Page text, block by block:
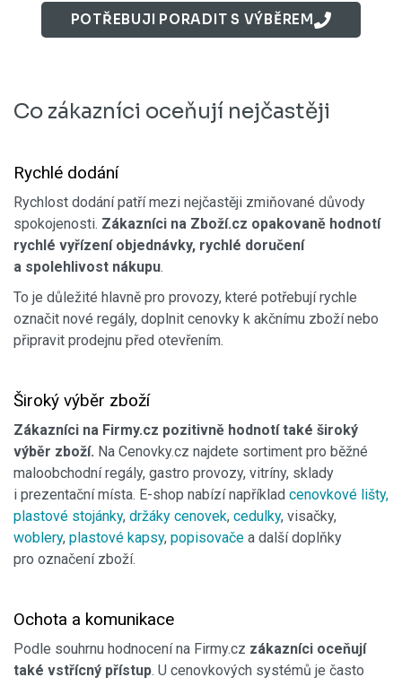
POTŘEBUJI PORADIT S VÝBĚREM
Co zákazníci oceňují nejčastěji
Rychlé dodání
Rychlost dodání patří mezi nejčastěji zmiňované důvody
spokojenosti. Zákazníci na Zboží.cz opakovaně hodnotí
rychlé vyřízení objednávky, rychlé doručení
a spolehlivost nákupu.
To je důležité hlavně pro provozy, které potřebují rychle
označit nové regály, doplnit cenovky k akčnímu zboží nebo
připravit prodejnu před otevřením.
Široký výběr zboží
Zákazníci na Firmy.cz pozitivně hodnotí také široký
výběr zboží. Na Cenovky.cz najdete sortiment pro běžné
maloobchodní regály, gastro provozy, vitríny, sklady
i prezentační místa. E-shop nabízí například cenovkové lišty,
plastové stojánky, držáky cenovek, cedulky, visačky,
woblery, plastové kapsy, popisovače a další doplňky
pro označení zboží.
Ochota a komunikace
Podle souhrnu hodnocení na Firmy.cz zákazníci oceňují
také vstřícný přístup. U cenovkových systémů je často